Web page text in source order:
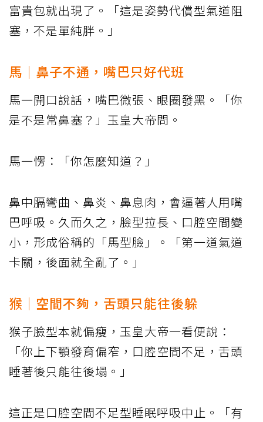
富貴包就出現了。「這是姿勢代償型氣道阻
塞，不是單純胖。」
馬｜鼻子不通，嘴巴只好代班
馬一開口說話，嘴巴微張、眼圈發黑。「你
是不是常鼻塞？」玉皇大帝問。
馬一愣：「你怎麼知道？」
鼻中膈彎曲、鼻炎、鼻息肉，會逼著人用嘴
巴呼吸。久而久之，臉型拉長、口腔空間變
小，形成俗稱的「馬型臉」。「第一道氣道
卡關，後面就全亂了。」
猴｜空間不夠，舌頭只能往後躲
猴子臉型本就偏瘦，玉皇大帝一看便說：
「你上下顎發育偏窄，口腔空間不足，舌頭
睡著後只能往後塌。」
這正是口腔空間不足型睡眠呼吸中止。「有